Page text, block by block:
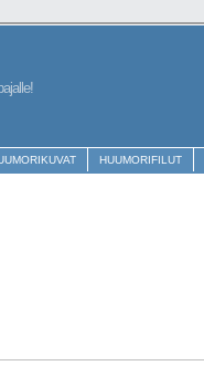
HUUMORIFILUT